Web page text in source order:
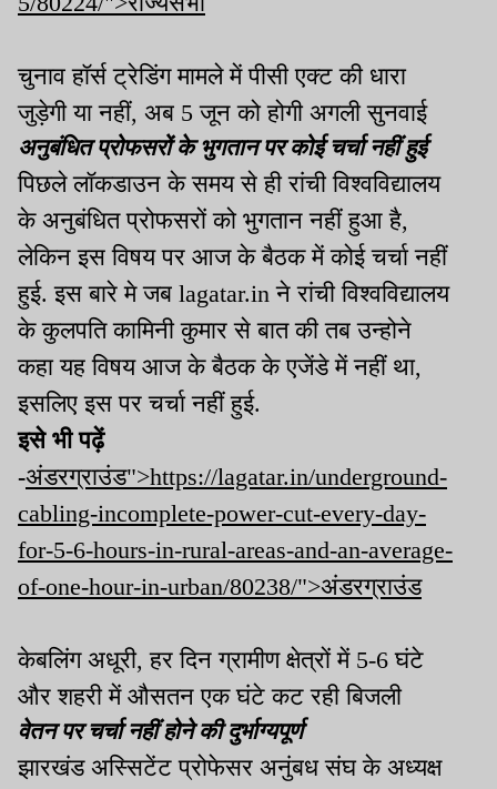
चुनाव हॉर्स ट्रेडिंग मामले में पीसी एक्ट की धारा
जुड़ेगी या नहीं, अब 5 जून को होगी अगली सुनवाई
अनुबंधित प्रोफसरों के भुगतान पर कोई चर्चा नहीं हुई
पिछले लॉकडाउन के समय से ही रांची विश्वविद्यालय
के अनुबंधित प्रोफसरों को भुगतान नहीं हुआ है,
लेकिन इस विषय पर आज के बैठक में कोई चर्चा नहीं
हुई. इस बारे मे जब lagatar.in ने रांची विश्वविद्यालय
के कुलपति कामिनी कुमार से बात की तब उन्होने
कहा यह विषय आज के बैठक के एजेंडे में नहीं था,
इसलिए इस पर चर्चा नहीं हुई.
इसे भी पढ़ें
-अंडरग्राउंड">https://lagatar.in/underground-
cabling-incomplete-power-cut-every-day-
for-5-6-hours-in-rural-areas-and-an-average-
of-one-hour-in-urban/80238/">अंडरग्राउंड
केबलिंग अधूरी, हर दिन ग्रामीण क्षेत्रों में 5-6 घंटे
और शहरी में औसतन एक घंटे कट रही बिजली
वेतन पर चर्चा नहीं होने की दुर्भाग्यपूर्ण
झारखंड अस्सिटेंट प्रोफेसर अनुंबध संघ के अध्यक्ष